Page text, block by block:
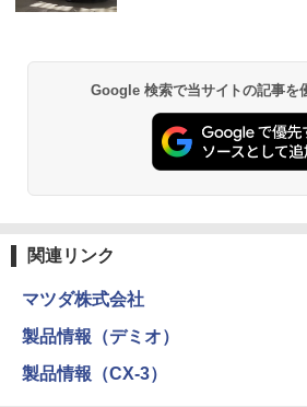
Google 検索で当サイトの記事を
関連リンク
マツダ株式会社
製品情報（デミオ）
製品情報（CX-3）